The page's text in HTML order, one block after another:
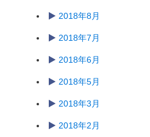
2018年8月
2018年7月
2018年6月
2018年5月
2018年3月
2018年2月